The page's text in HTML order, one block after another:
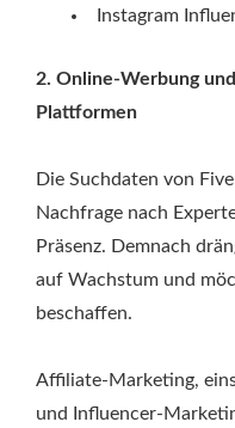
Instagram
2. Online-Werbung
Plattformen
Die Suchdaten von
Nachfrage nach
Präsenz. Demnach
auf Wachstum und
beschaffen.
Affiliate-Marketing,
und Influencer-